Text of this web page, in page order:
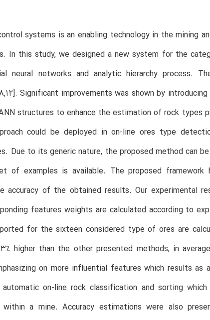
systems is an enabling technology in the mining
In this study, we designed a new system for the
networks and analytic hierarchy process.
Significant improvements was shown by
structures to enhance the estimation of rock types
could be deployed in on-line ores type
to its generic nature, the proposed method can
of examples is available. The proposed framework
accuracy of the obtained results. Our experimental
features weights are calculated according to
for the sixteen considered type of ores are
higher than the other presented methods, in
on more influential features which results
on-line rock classification and sorting
a mine. Accuracy estimations were also